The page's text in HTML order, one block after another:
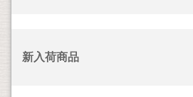
新入荷商品